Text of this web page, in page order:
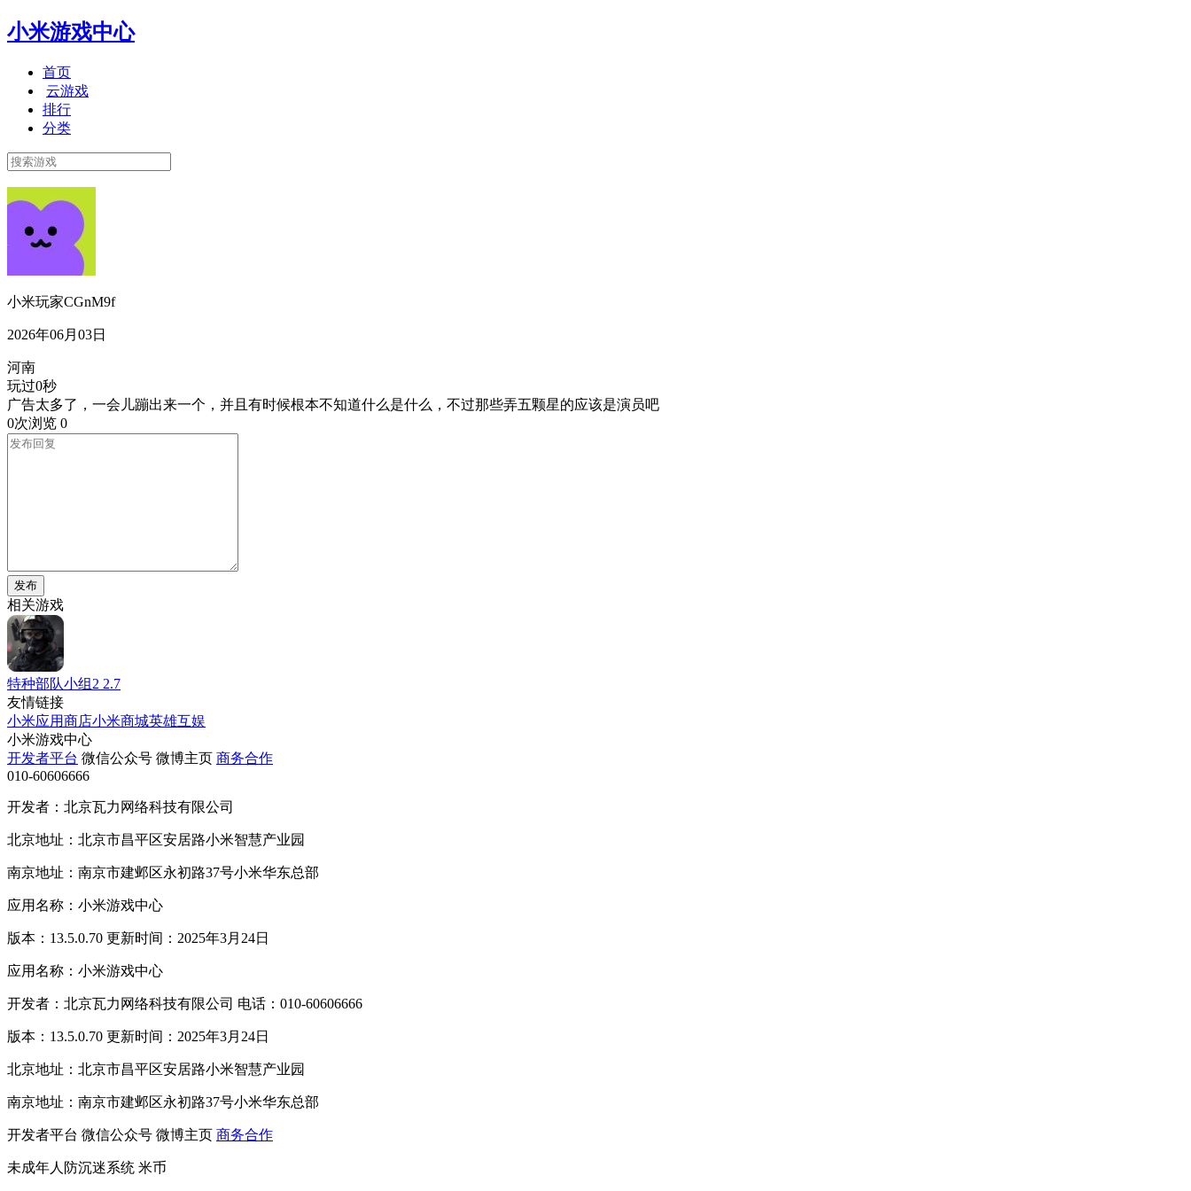
小米游戏中心
首页
云游戏
排行
分类
小米玩家CGnM9f
2026年06月03日
河南
玩过0秒
广告太多了，一会儿蹦出来一个，并且有时候根本不知道什么是什么，不过那些弄五颗星的应该是演员吧
0次浏览 0
发布
相关游戏
特种部队小组2 2.7
友情链接
小米应用商店小米商城英雄互娱
小米游戏中心
开发者平台 微信公众号 微博主页 商务合作
010-60606666
开发者：北京瓦力网络科技有限公司
北京地址：北京市昌平区安居路小米智慧产业园
南京地址：南京市建邺区永初路37号小米华东总部
应用名称：小米游戏中心
版本：13.5.0.70 更新时间：2025年3月24日
应用名称：小米游戏中心
开发者：北京瓦力网络科技有限公司 电话：010-60606666
版本：13.5.0.70 更新时间：2025年3月24日
北京地址：北京市昌平区安居路小米智慧产业园
南京地址：南京市建邺区永初路37号小米华东总部
开发者平台 微信公众号 微博主页 商务合作
未成年人防沉迷系统 米币